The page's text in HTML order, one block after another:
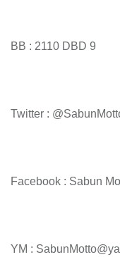
BB : 2110 DBD 9
Twitter :
Facebook : Sabun
YM :